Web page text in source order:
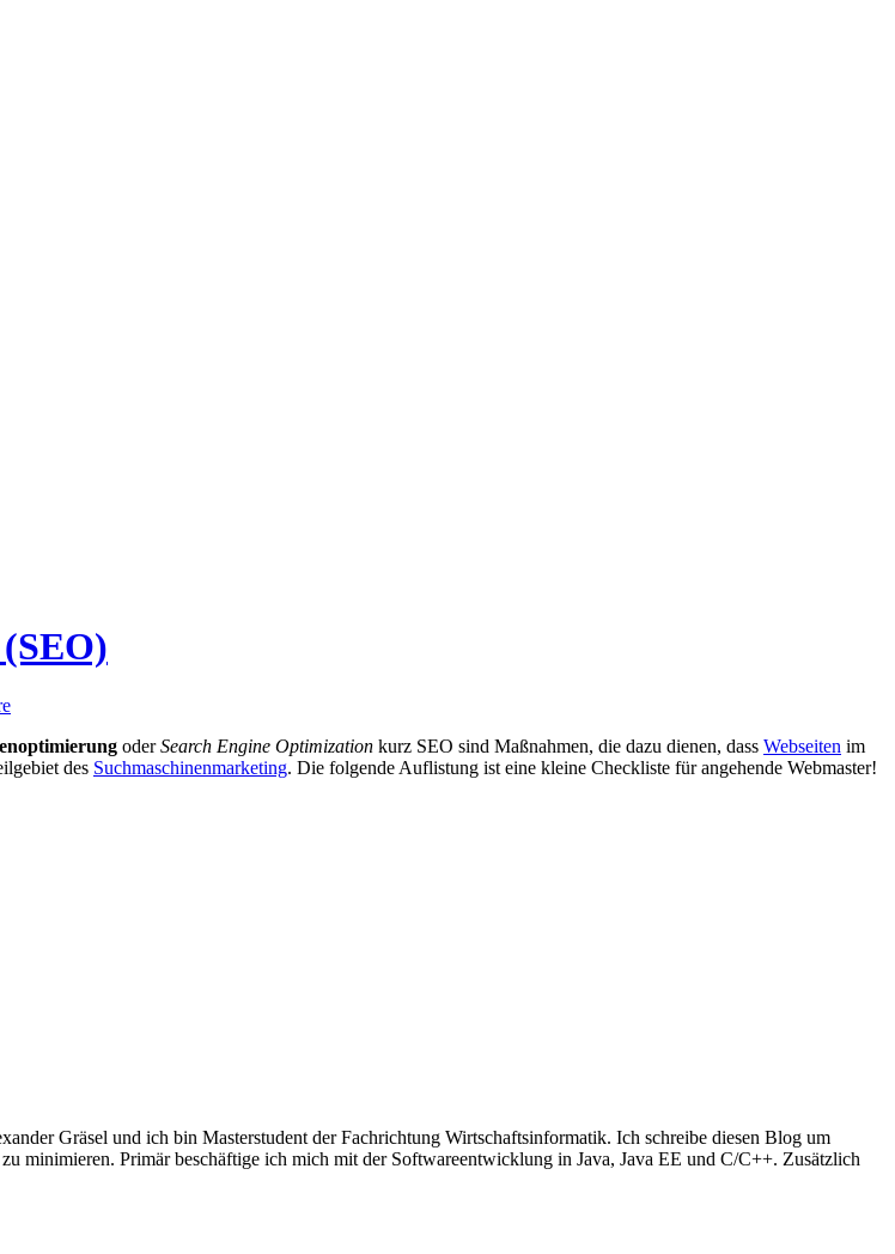
oderSearch Engine Optimization kurz SEO sind Maßnahmen, die dazu dienen, dass Webseiten im
des Suchmaschinenmarketing. Die folgende Auflistung ist eine kleine Checkliste für angehende Webmaster!
Gräsel und ich bin Masterstudent der Fachrichtung Wirtschaftsinformatik. Ich schreibe diesen Blog um
minimieren. Primär beschäftige ich mich mit der Softwareentwicklung in Java, Java EE und C/C++. Zusätzlich